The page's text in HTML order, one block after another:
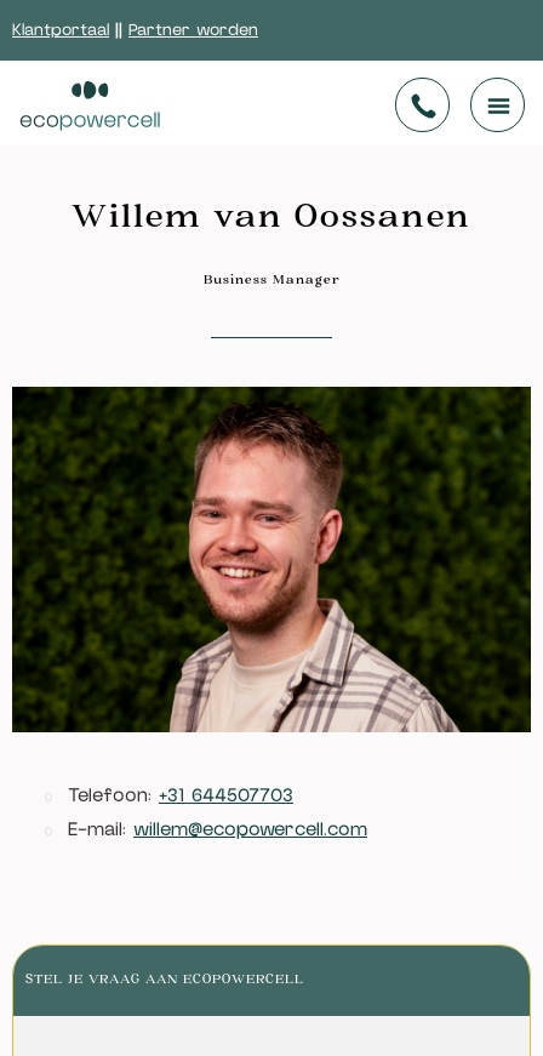
Klantportaal || Partner worden
Willem van Oossanen
Business Manager
Telefoon: +31 644507703
E-mail: willem@ecopowercell.com
STEL JE VRAAG AAN ECOPOWERCELL